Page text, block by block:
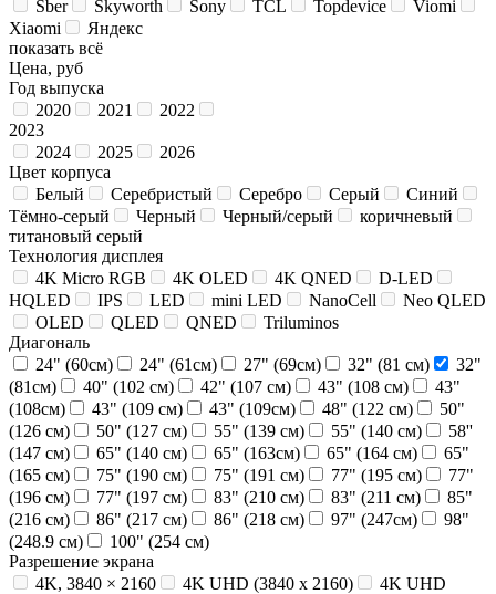
Sber
Skyworth Sony TCL Topdevice
Viomi
Xiaomi
Яндекс
показать всё
Цена, руб
Год выпуска
2020
2021
2022
2023
2024
2025
2026
Цвет корпуса
Белый
Серебристый Серебро Серый
Синий
Тёмно-серый
Черный Черный/серый
коричневый
титановый серый
Технология дисплея
4K Micro RGB
4K OLED 4K QNED
D-LED
HQLED
IPS LED mini LED NanoCell
Neo QLED
OLED
QLED QNED
Triluminos
Диагональ
24" (60см)
24" (61см) 27" (69см) 32" (81 см)
32"
(81см)
40" (102 см) 42" (107 см) 43" (108 см)
43"
(108см)
43" (109 см) 43" (109см) 48" (122 см)
50"
(126 см)
50" (127 см) 55" (139 см) 55" (140 см)
58''
(147 см)
65" (140 см) 65" (163см) 65" (164 см)
65"
(165 см)
75" (190 см) 75" (191 см) 77" (195 см)
77"
(196 см)
77" (197 см) 83" (210 см) 83" (211 см)
85"
(216 см)
86" (217 см) 86" (218 см) 97" (247см)
98"
(248.9 см)
100" (254 см)
Разрешение экрана
4K, 3840 × 2160
4K UHD (3840 x 2160)
4K UHD